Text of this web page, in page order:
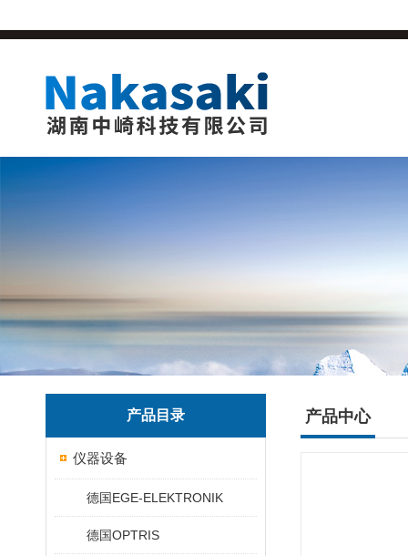
产品目录
仪器设备
德国EGE-ELEKTRONIK
德国OPTRIS
产品中心